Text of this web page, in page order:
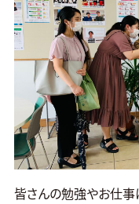
皆さんの勉強やお仕事